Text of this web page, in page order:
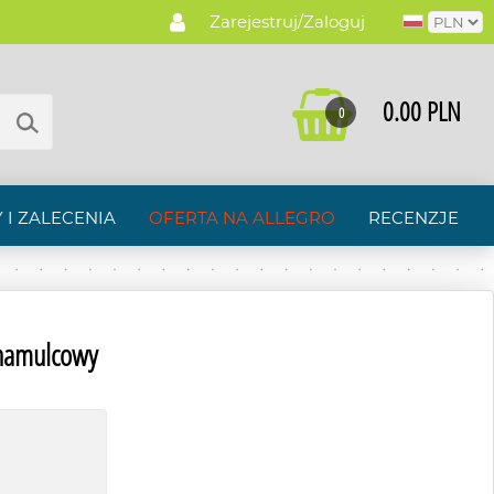
Zarejestruj/Zaloguj
0.00 PLN
0
I ZALECENIA OFERTA NA ALLEGRO RECENZJE